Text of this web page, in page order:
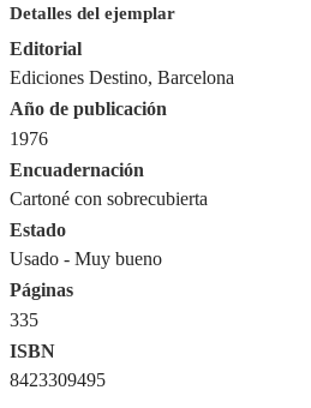
Detalles del ejemplar
Editorial
Ediciones Destino, Barcelona
Año de publicación
1976
Encuadernación
Cartoné con sobrecubierta
Estado
Usado - Muy bueno
Páginas
335
ISBN
8423309495